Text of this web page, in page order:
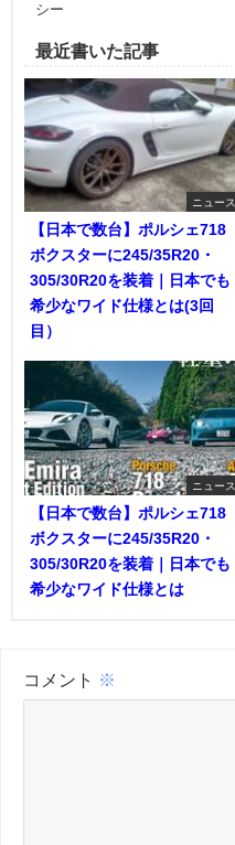
シー
最近書いた記事
ニュース
【日本で数台】ポルシェ718
ボクスターに245/35R20・
305/30R20を装着｜日本でも
希少なワイド仕様とは(3回
目）
ニュース
【日本で数台】ポルシェ718
ボクスターに245/35R20・
305/30R20を装着｜日本でも
希少なワイド仕様とは
コメント ※